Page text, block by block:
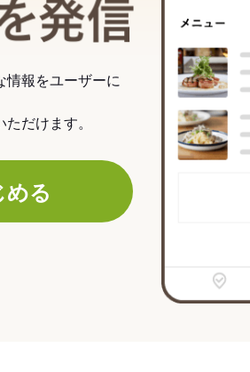
食べログでお店の
情報をユーザーに
だけます。
る